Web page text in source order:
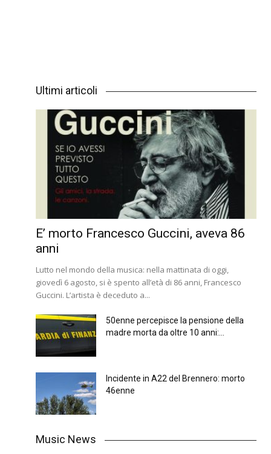
Ultimi articoli
E’ morto Francesco Guccini, aveva 86
anni
Lutto nel mondo della musica: nella mattinata di oggi,
giovedì 6 agosto, si è spento all’età di 86 anni, Francesco
Guccini. L’artista è deceduto a...
50enne percepisce la pensione della
madre morta da oltre 10 anni:...
Incidente in A22 del Brennero: morto
46enne
Music News